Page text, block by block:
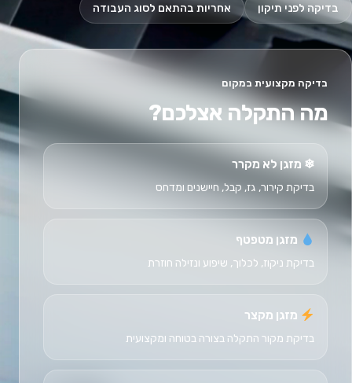
בדיקה לפני תיקון אחריות בהתאם לסוג העבודה
בדיקה מקצועית במקום
מה התקלה אצלכם?
❄ מזגן לא מקרר
בדיקת קירור, גז, קבל, חיישנים ומדחס
מזגן מטפטף
בדיקת ניקוז, לכלוך, שיפוע ונזילה חוזרת
מזגן מקצר
בדיקת מקור התקלה בצורה בטוחה ומקצועית